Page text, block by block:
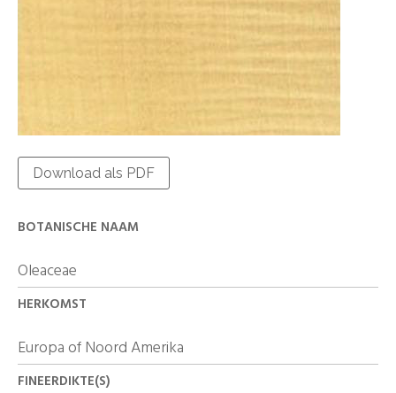
Download als PDF
BOTANISCHE NAAM
Oleaceae
HERKOMST
Europa of Noord Amerika
FINEERDIKTE(S)